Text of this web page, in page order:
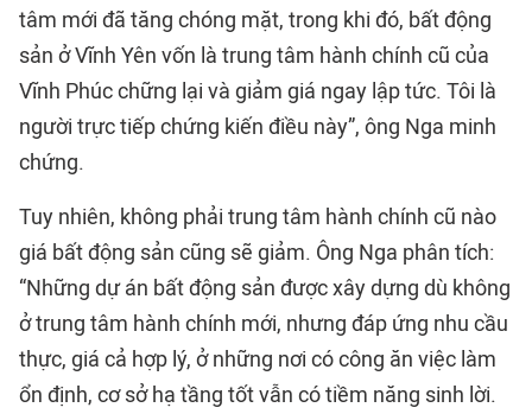
tâm mới đã tăng chóng mặt, trong khi đó, bất động
sản ở Vĩnh Yên vốn là trung tâm hành chính cũ của
Vĩnh Phúc chững lại và giảm giá ngay lập tức. Tôi là
người trực tiếp chứng kiến điều này”, ông Nga minh
chứng.
Tuy nhiên, không phải trung tâm hành chính cũ nào
giá bất động sản cũng sẽ giảm. Ông Nga phân tích:
“Những dự án bất động sản được xây dựng dù không
ở trung tâm hành chính mới, nhưng đáp ứng nhu cầu
thực, giá cả hợp lý, ở những nơi có công ăn việc làm
ổn định, cơ sở hạ tầng tốt vẫn có tiềm năng sinh lời.